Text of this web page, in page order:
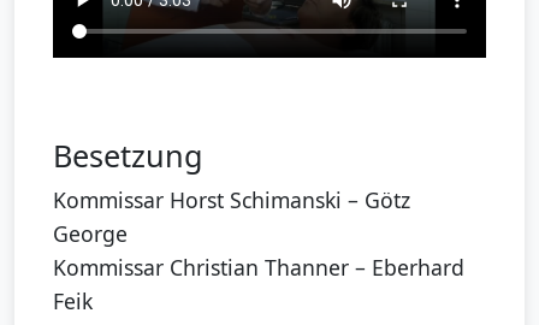
Besetzung
Kommissar Horst Schimanski – Götz
George
Kommissar Christian Thanner – Eberhard
Feik